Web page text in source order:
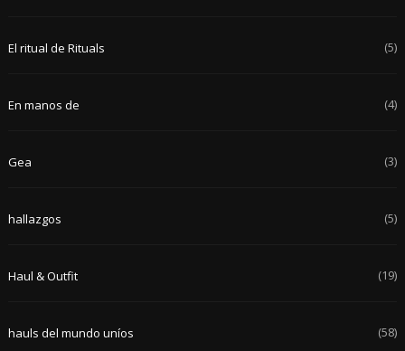
El ritual de Rituals (5)
En manos de (4)
Gea (3)
hallazgos (5)
Haul & Outfit (19)
hauls del mundo uníos (58)